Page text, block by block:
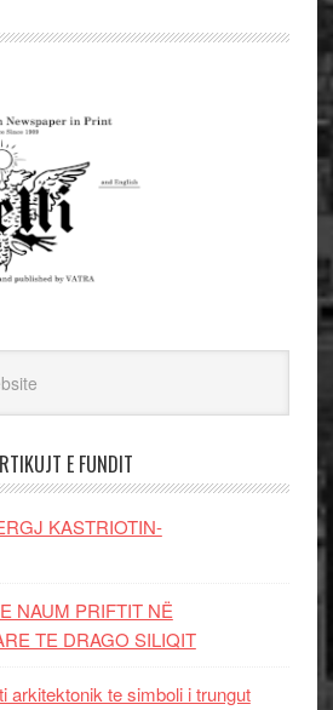
E FUNDIT
KASTRIOTIN-
NAUM PRIFTIT NË
TE DRAGO SILIQIT
arkitektonik te simboli i trungut